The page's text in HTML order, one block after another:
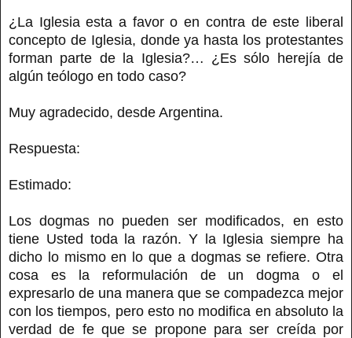
¿La Iglesia esta a favor o en contra de este liberal
concepto de Iglesia, donde ya hasta los protestantes
forman parte de la Iglesia?… ¿Es sólo herejía de
algún teólogo en todo caso?
Muy agradecido, desde Argentina.
Respuesta:
Estimado:
Los dogmas no pueden ser modificados, en esto
tiene Usted toda la razón. Y la Iglesia siempre ha
dicho lo mismo en lo que a dogmas se refiere. Otra
cosa es la reformulación de un dogma o el
expresarlo de una manera que se compadezca mejor
con los tiempos, pero esto no modifica en absoluto la
verdad de fe que se propone para ser creída por